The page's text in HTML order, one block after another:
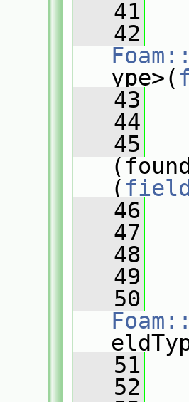
   41
   42
ype>(
   43
   44
   45
(
   46
   47
   48
   49
   50
   51
   52